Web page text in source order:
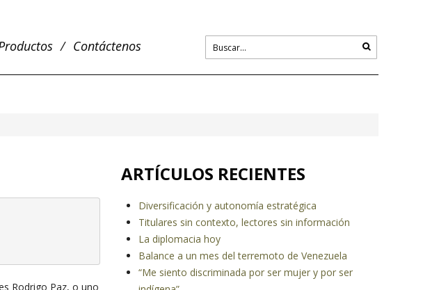
Contáctenos
Rodrigo Paz, o uno
ARTÍCULOS RECIENTES
Diversificación y autonomía estratégica
Titulares sin contexto, lectores sin información
La diplomacia hoy
Balance a un mes del terremoto de Venezuela
“Me siento discriminada por ser mujer y por ser